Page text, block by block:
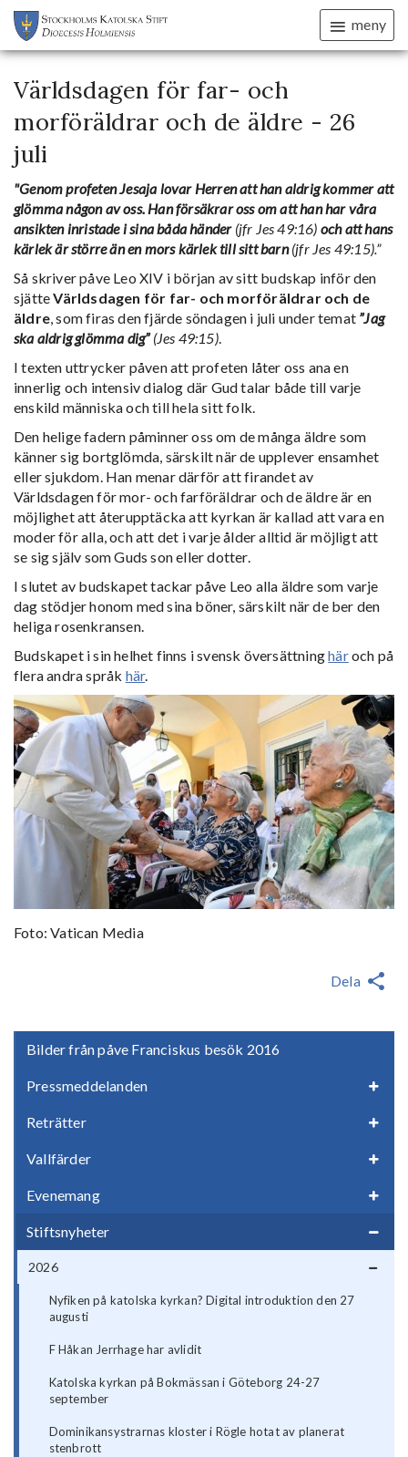
meny
Bilder från påve Franciskus besök 2016
Pressmeddelanden
Reträtter
Vallfärder
Evenemang
Stiftsnyheter
2026
Nyfiken på katolska kyrkan? Digital introduktion den 27
augusti
F Håkan Jerrhage har avlidit
Katolska kyrkan på Bokmässan i Göteborg 24-27
september
Dominikansystrarnas kloster i Rögle hotat av planerat
stenbrott
Världsdagen för far- och
morföräldrar och de äldre - 26
juli
"Genom profeten Jesaja lovar Herren att han aldrig kommer att
glömma någon av oss. Han försäkrar oss om att han har våra
ansikten inristade i sina båda händer(jfr Jes 49:16) och att hans
kärlek är större än en mors kärlek till sitt barn(jfr Jes 49:15).”
Så skriver påve Leo XIV i början av sitt budskap inför den
sjätteVärldsdagen för far- och morföräldrar och de
äldre, som firas den fjärde söndagen i juli under temat ”Jag
ska aldrig glömma dig”(Jes 49:15).
I texten uttrycker påven att profeten låter oss ana en
innerlig och intensiv dialog där Gud talar både till varje
enskild människa och till hela sitt folk.
Den helige fadern påminner oss om de många äldre som
känner sig bortglömda, särskilt när de upplever ensamhet
eller sjukdom. Han menar därför att firandet av
Världsdagen för mor- och farföräldrar och de äldre är en
möjlighet att återupptäcka att kyrkan är kallad att vara en
moder för alla, och att det i varje ålder alltid är möjligt att
se sig själv som Guds son eller dotter.
I slutet av budskapet tackar påve Leo alla äldre som varje
dag stödjer honom med sina böner, särskilt när de ber den
heliga rosenkransen.
Budskapet i sin helhet finns i svensk översättninghäroch på
flera andra språk här.
Foto: Vatican Media
Dela